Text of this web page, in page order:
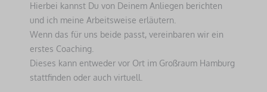
Hierbei kannst Du von Deinem Anliegen berichten
und ich meine Arbeitsweise erläutern.
Wenn das für uns beide passt, vereinbaren wir ein
erstes Coaching.
Dieses kann entweder vor Ort im Großraum Hamburg
stattfinden oder auch virtuell.